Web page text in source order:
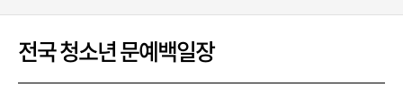
전국 청소년 문예백일장